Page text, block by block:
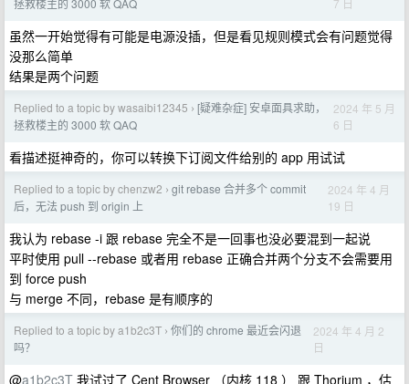
拯救楼主的 3000 软 QAQ
虽然一开始觉得有可能是电源没插，但是看见规则模式会有问题觉得
没那么简单
结果是两个问题
Replied to a topic by wasaibi12345 › [疑难杂症] 安卓面具求助，
拯救楼主的 3000 软 QAQ
2024 年 5 月
6 日
看描述挺神奇的，你可以转换下订阅文件给别的 app 用试试
Replied to a topic by chenzw2 › git rebase 合并多个 commit
后，无法 push 到 origin 上
2024 年 4 月
19 日
我认为 rebase -i 跟 rebase 完全不是一回事也没必要混到一起说
平时使用 pull --rebase 或者用 rebase 正确合并两个分支不会需要用
到 force push
与 merge 不同，rebase 是有顺序的
Replied to a topic by a1b2c3T › 你们的 chrome 最近会闪退
吗？
2024 年 4 月 2
日
@a1b2c3T 我试过了 Cent Browser （内核 118 ） 跟 Thorium ，估